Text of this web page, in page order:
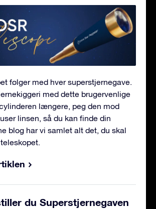
følger med hver superstjernegave.
med dette brugervenlige
længere, peg den mod
linsen, så du kan finde din
blog har vi samlet alt det, du skal
du Superstjernegaven